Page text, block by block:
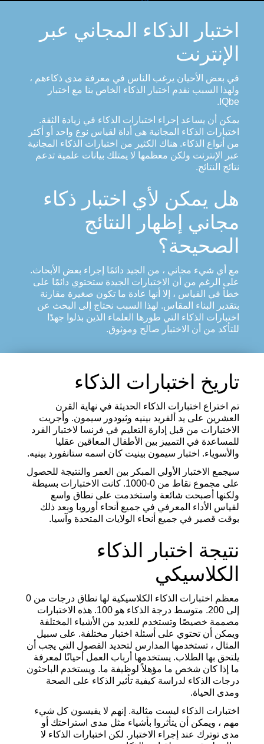
اختبار الذكاء المجاني عبر
الإنترنت
في بعض الأحيان يرغب الناس في معرفة مدى ذكاءهم ،
ولهذا السبب نقدم اختبار الذكاء الخاص بنا مع اختبار
IQbe.
يمكن أن يساعد إجراء اختبارات الذكاء في زيادة الثقة.
اختبارات الذكاء المجانية هي أداة لقياس نوع واحد أو أكثر
من أنواع الذكاء. هناك الكثير من اختبارات الذكاء المجانية
عبر الإنترنت ولكن معظمها لا يمتلك بيانات علمية تدعم
نتائج النتائج.
هل يمكن لأي اختبار ذكاء
مجاني إظهار النتائج
الصحيحة؟
مع أي شيء مجاني ، من الجيد دائمًا إجراء بعض الأبحاث.
على الرغم من أن الاختبارات الجيدة ستحتوي دائمًا على
خطأ في القياس ، إلا أنها عادة ما تكون صغيرة مقارنة
بتقدير البناء المقاس. لهذا السبب نحتاج إلى البحث عن
اختبارات الذكاء التي طورها العلماء الذين بذلوا جهدًا
للتأكد من أن الاختبار صالح وموثوق.
تاريخ اختبارات الذكاء
تم اختراع اختبارات الذكاء الحديثة في نهاية القرن
العشرين على يد ألفريد بينيه وثيودور سيمون. وأجريت
الاختبارات من قبل إدارة التعليم في فرنسا لاختبار الفرد
للمساعدة في التمييز بين الأطفال المعاقين عقليا
والأسوياء. اختبار سيمون بينيت كان اسمه ستانفورد بينيه.
سيجمع الاختبار الأولي المبكر بين العمر والنتيجة للحصول
على مجموع نقاط من 0-1000. كانت الاختبارات بسيطة
ولكنها أصبحت شائعة واستخدمت على نطاق واسع
لقياس الأداء المعرفي في جميع أنحاء أوروبا وبعد ذلك
بوقت قصير في جميع أنحاء الولايات المتحدة وآسيا.
نتيجة اختبار الذكاء
الكلاسيكي
معظم اختبارات الذكاء الكلاسيكية لها نطاق درجات من 0
إلى 200. متوسط درجة الذكاء هو 100. هذه الاختبارات
مصممة خصيصًا وتستخدم للعديد من الأشياء المختلفة
ويمكن أن تحتوي على أسئلة اختبار مختلفة. على سبيل
المثال ، تستخدمها المدارس لتحديد الفصول التي يجب أن
يلتحق بها الطلاب. يستخدمها أرباب العمل أحيانًا لمعرفة
ما إذا كان شخص ما مؤهلاً لوظيفة ما. ويستخدم الباحثون
درجات الذكاء لدراسة كيفية تأثير الذكاء على الصحة
ومدى الحياة.
اختبارات الذكاء ليست مثالية. إنهم لا يقيسون كل شيء
مهم ، ويمكن أن يتأثروا بأشياء مثل مدى استراحتك أو
مدى توترك عند إجراء الاختبار. لكن اختبارات الذكاء لا